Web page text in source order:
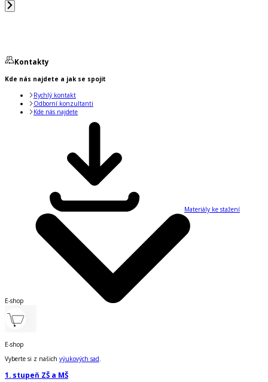
Kontakty
Kde nás najdete a jak se spojit
Rychlý kontakt
Odborní konzultanti
Kde nás najdete
Materiály ke stažení
E-shop
E-shop
Vyberte si z našich výukových sad.
1. stupeň ZŠ a MŠ